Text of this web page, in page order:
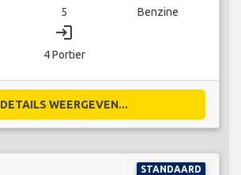
5 Benzine
login
4 Portier
DETAILS WEERGEVEN...
STANDAARD